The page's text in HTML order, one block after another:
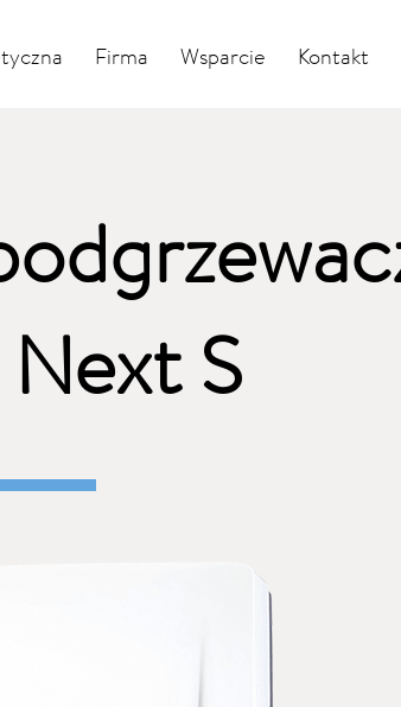
Firma Wsparcie Kontakt
S